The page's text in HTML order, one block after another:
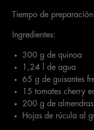
Tiempo de
Ingredientes:
300 g de quinoa
1,24 l de agua
65 g de guisantes
15 tomates cherry
200 g de
Hojas de rúcula al